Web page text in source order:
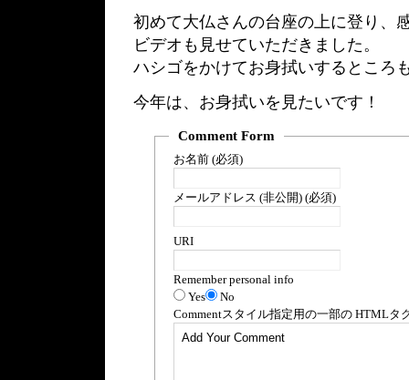
初めて大仏さんの台座の上に登り、
ビデオも見せていただきました。
ハシゴをかけてお身拭いするところ
今年は、お身拭いを見たいです！
Comment Form
お名前 (必須)
メールアドレス (非公開) (必須)
URI
Remember personal info
Yes
No
Commentスタイル指定用の一部の HTMLタ